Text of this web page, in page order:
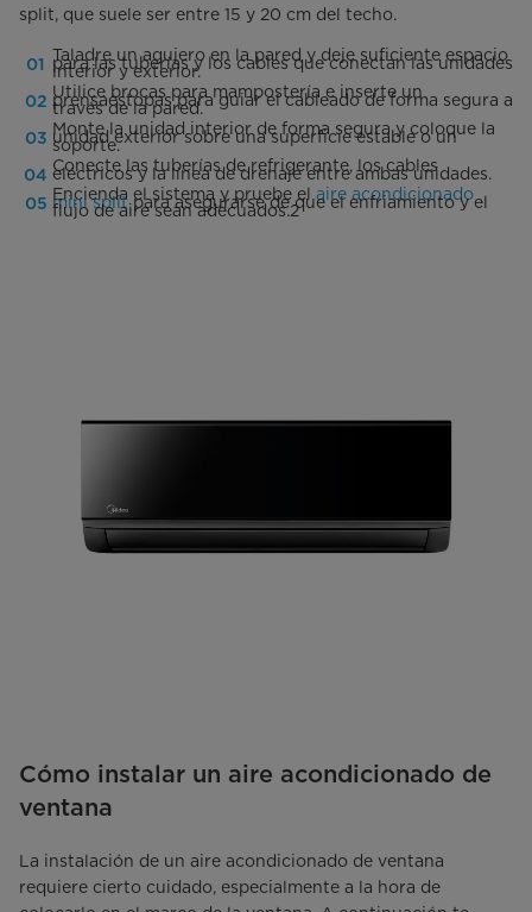
split, que suele ser entre 15 y 20 cm del techo.
Taladre un agujero en la pared y deje suficiente espacio
para las tuberías y los cables que conectan las unidades
interior y exterior.
Utilice brocas para mampostería e inserte un
prensaestopas para guiar el cableado de forma segura a
través de la pared.
Monte la unidad interior de forma segura y coloque la
unidad exterior sobre una superficie estable o un
soporte.
Conecte las tuberías de refrigerante, los cables
eléctricos y la línea de drenaje entre ambas unidades.
Encienda el sistema y pruebe el aire acondicionado
mini splitpara asegurarse de que el enfriamiento y el
flujo de aire sean adecuados.2
Cómo instalar un aire acondicionado de
ventana
La instalación de un aire acondicionado de ventana
requiere cierto cuidado, especialmente a la hora de